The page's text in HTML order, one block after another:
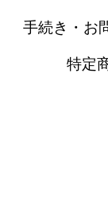
手続き・お
特定